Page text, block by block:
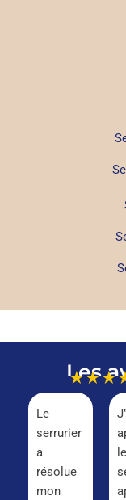
Les
Le
serrurier
a
résolue
mon